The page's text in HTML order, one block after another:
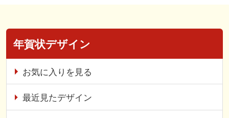
年賀状デザイン
お気に入りを見る
最近見たデザイン